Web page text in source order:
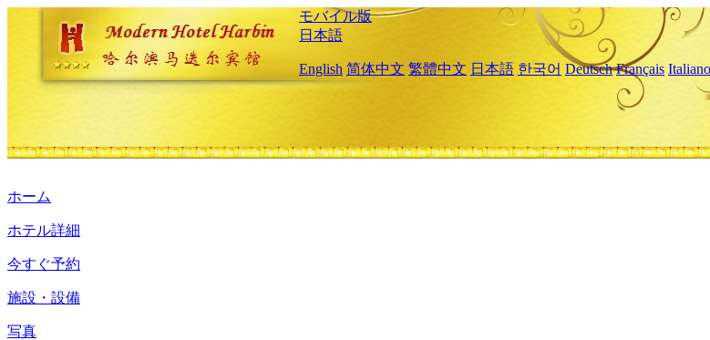
モバイル版
日本語
English 简体中文 繁體中文 日本語 한국어 Deutsch Français Italiano
ホーム
ホテル詳細
今すぐ予約
施設・設備
写真